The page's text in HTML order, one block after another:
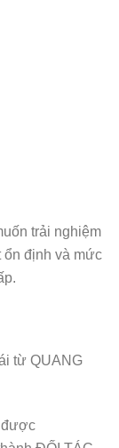
trải nghiệm
ổn định và mức
từ QUANG
được